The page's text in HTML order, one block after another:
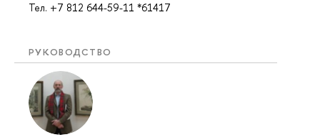
Тел. +7 812 644-59-11 *61417
РУКОВОДСТВО